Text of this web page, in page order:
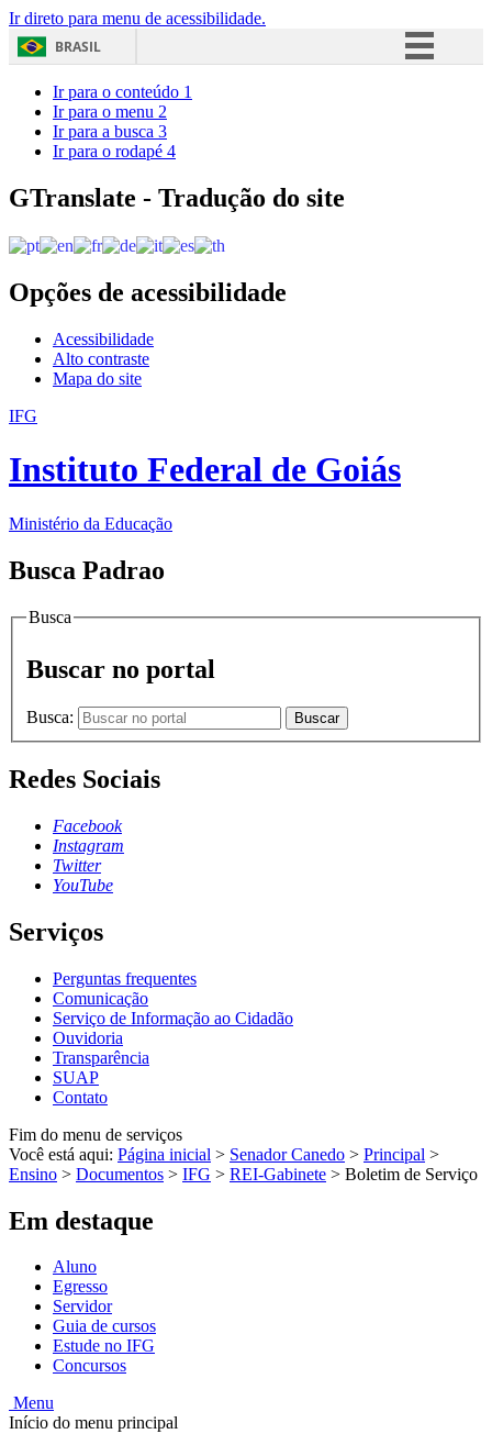
Ir direto para menu de acessibilidade.
BRASIL
Acesso à informação
Ir para o conteúdo 1
Ir para o menu 2
Ir para a busca 3
Ir para o rodapé 4
GTranslate - Tradução do site
Opções de acessibilidade
Acessibilidade
Alto contraste
Mapa do site
IFG
Instituto Federal de Goiás
Ministério da Educação
Busca Padrao
Busca
Buscar no portal
Busca: Buscar
Redes Sociais
Facebook
Instagram
Twitter
YouTube
Serviços
Perguntas frequentes
Comunicação
Serviço de Informação ao Cidadão
Ouvidoria
Transparência
SUAP
Contato
Fim do menu de serviços
Você está aqui: Página inicial > Senador Canedo > Principal >
Ensino > Documentos > IFG > REI-Gabinete > Boletim de Serviço
Em destaque
Aluno
Egresso
Servidor
Guia de cursos
Estude no IFG
Concursos
Menu
Início do menu principal